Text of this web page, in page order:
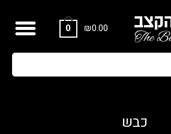
₪0.00
0
כבש